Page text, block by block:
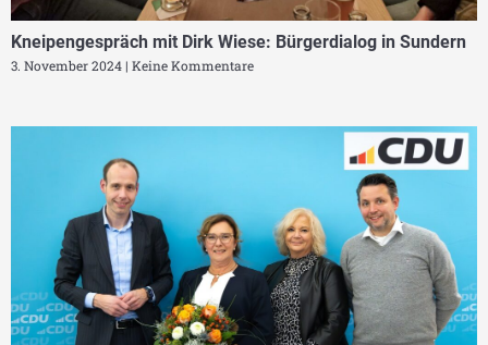
Kneipengespräch mit Dirk Wiese: Bürgerdialog in Sundern
3. November 2024 Keine Kommentare